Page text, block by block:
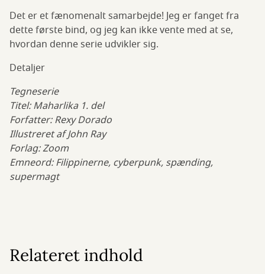
Det er et fænomenalt samarbejde! Jeg er fanget fra
dette første bind, og jeg kan ikke vente med at se,
hvordan denne serie udvikler sig.
Detaljer
Tegneserie
Titel: Maharlika 1. del
Forfatter: Rexy Dorado
Illustreret af John Ray
Forlag: Zoom
Emneord: Filippinerne, cyberpunk, spænding,
supermagt
Relateret indhold